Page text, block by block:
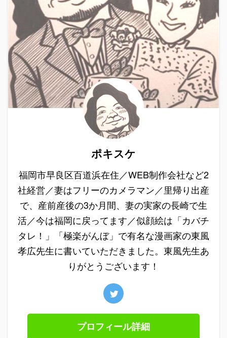
ポキスケ
福岡市早良区百道浜在住／WEB制作会社など2
社経営／妻はフリーのカメラマン／里帰り出産
で、産前産後の3か月間、妻の実家の長崎で生
活／今は福岡に戻ってます／似顔絵は「カバチ
タレ！」「極楽がんぼ」で有名な漫画家の東風
孝広先生に書いていただきました。東風先生あ
りがとうございます！
プロフィール詳細